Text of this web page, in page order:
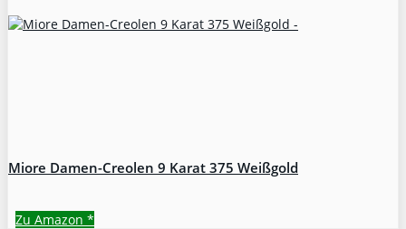
Miore Damen-Creolen 9 Karat 375 Weißgold
Zu Amazon *